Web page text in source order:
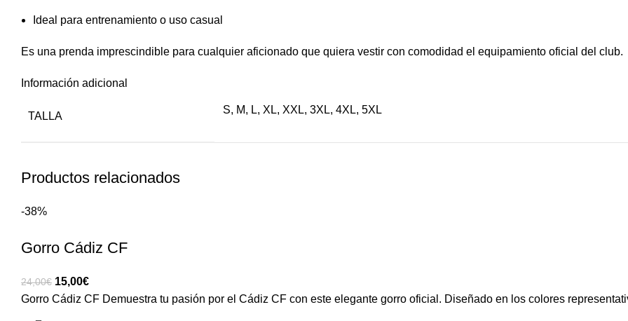
Ideal para entrenamiento o uso casual
Es una prenda imprescindible para cualquier aficionado que quiera vestir con comodidad el equipamiento oficial del club.
Información adicional
TALLA
S, M, L, XL, XXL, 3XL, 4XL, 5XL
Productos relacionados
-38%
Gorro Cádiz CF
24,00€ 15,00€
Gorro Cádiz CF Demuestra tu pasión por el Cádiz CF con este elegante gorro oficial. Diseñado en los colores